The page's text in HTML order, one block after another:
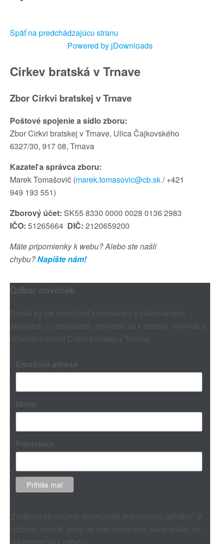
Späť na predchádzajúcu stranu
Powered by jDownloads
Cirkev bratská v Trnave
Zbor Cirkvi bratskej v Trnave
Poštové spojenie a sídlo zboru:
Zbor Cirkvi bratskej v Trnave, Ulica Čajkovského
6327/30, 917 08, Trnava
Kazateľ a správca zboru:
Marek Tomašovič (marek.tomasovic@cb.sk/ +421
949 193 551)
Zborový účet: SK55 8330 0000 0028 0136 2983
IČO: 51265664 DIČ: 2120659200
Máte pripomienky k webu? Alebo ste našli
chybu?Napíšte nám!